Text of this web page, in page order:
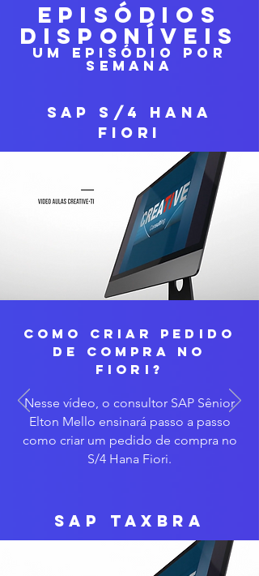
EPISÓDIOS
DISPONÍVEIS
UM EPISÓDIO POR
SEMANA
SAP S/4 HANA
FIORI
COMO CRIAR PEDIDO
DE COMPRA NO
FIORI?
Nesse vídeo, o consultor SAP Sênior
Elton Mello ensinará passo a passo
como criar um pedido de compra no
S/4 Hana Fiori.
SAP TAXBRA